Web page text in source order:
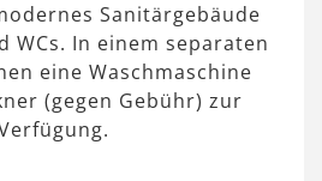
Sanitärgebäude
WCs. In einem separaten
eine Waschmaschine
(gegen Gebühr) zur